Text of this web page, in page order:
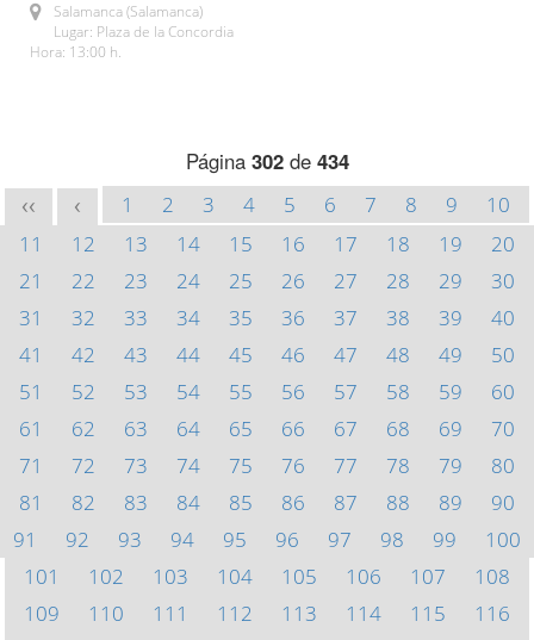
Salamanca (Salamanca)
Lugar: Plaza de la Concordia
Hora: 13:00 h.
Página 302de 434
<< < 1 2 3 4 5 6 7 8 9
10
11
12 13 14 15 16 17 18 19
20
21
22 23 24 25 26 27 28 29
30
31
32 33 34 35 36 37 38 39
40
41
42 43 44 45 46 47 48 49
50
51
52 53 54 55 56 57 58 59
60
61
62 63 64 65 66 67 68 69
70
71
72 73 74 75 76 77 78 79
80
81
82 83 84 85 86 87 88 89
90
91
92 93 94 95 96 97 98 99
100
101
102 103 104 105 106 107
108
109
110 111 112 113 114 115
116